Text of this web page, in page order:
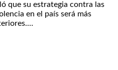
que su estrategia contra las
en el país será más